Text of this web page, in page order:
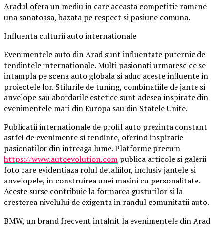
Aradul ofera un mediu in care aceasta competitie ramane
una sanatoasa, bazata pe respect si pasiune comuna.
Influenta culturii auto internationale
Evenimentele auto din Arad sunt influentate puternic de
tendintele internationale. Multi pasionati urmaresc ce se
intampla pe scena auto globala si aduc aceste influente in
proiectele lor. Stilurile de tuning, combinatiile de jante si
anvelope sau abordarile estetice sunt adesea inspirate din
evenimentele mari din Europa sau din Statele Unite.
Publicatii internationale de profil auto prezinta constant
astfel de evenimente si tendinte, oferind inspiratie
pasionatilor din intreaga lume. Platforme precum
https://www.autoevolution.com publica articole si galerii
foto care evidentiaza rolul detaliilor, inclusiv jantele si
anvelopele, in construirea unei masini cu personalitate.
Aceste surse contribuie la formarea gusturilor si la
cresterea nivelului de exigenta in randul comunitatii auto.
BMW, un brand frecvent intalnit la evenimentele din Arad